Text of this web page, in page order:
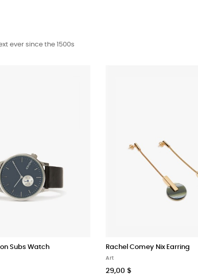
ever since the 1500s
Subs Watch Rachel Comey Nix Earring
Art
29,00 $